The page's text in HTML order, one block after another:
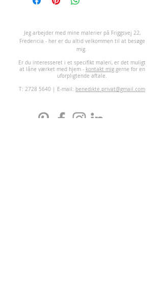
eg arbejder med mine malerier på Friggsvej 22,
Fredericia - her er du altid velkommen til at besøge
mig.
Er du interesseret i et specifikt maleri, er det muligt
at låne værket med hjem - kontakt miggerne for en
uforpligtende aftale.
T: 2728 5640 | E-mail: benedikte.privat@gmail.com